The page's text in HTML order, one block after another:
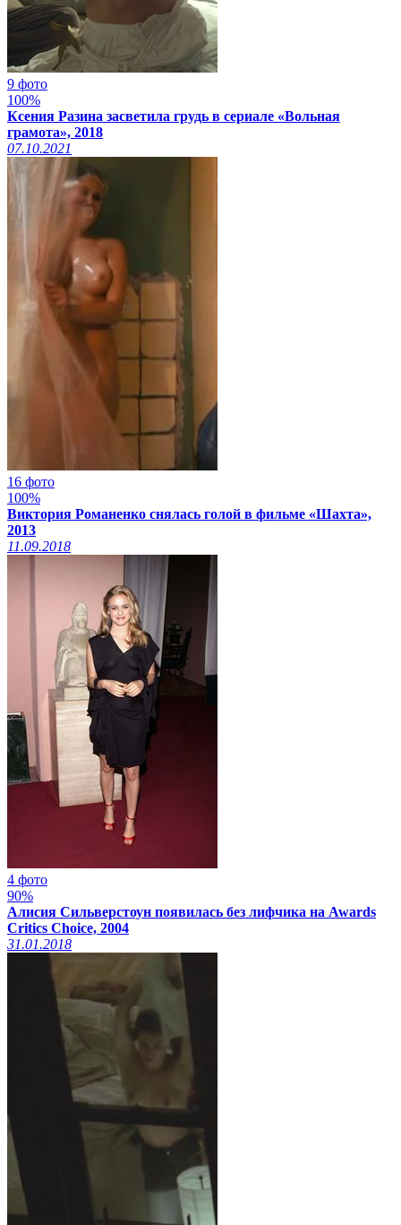
9 фото
100%
Ксения Разина засветила грудь в сериале «Вольная
грамота», 2018
07.10.2021
16 фото
100%
Виктория Романенко снялась голой в фильме «Шахта»,
2013
11.09.2018
4 фото
90%
Алисия Сильверстоун появилась без лифчика на Awards
Critics Choice, 2004
31.01.2018